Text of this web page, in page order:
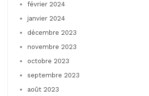
février 2024
janvier 2024
décembre 2023
novembre 2023
octobre 2023
septembre 2023
août 2023